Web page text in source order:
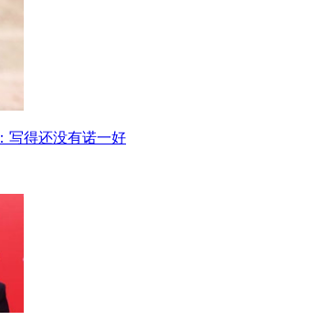
写得还没有诺一好